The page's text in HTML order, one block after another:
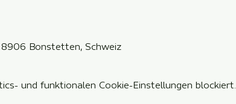
Bonstetten, Schweiz
und funktionalen Cookie-Einstellungen blockiert.